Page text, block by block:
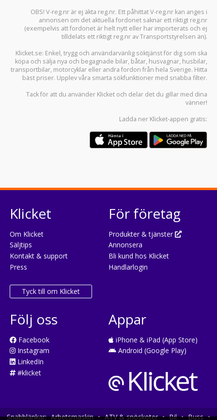
OBS! V-reg.nr är ej äkta reg.nr. Ett påhittat V-reg.nr kan anges i
annonsen om det aktuella fordonet saknar ett riktigt reg.nr
(exempelvis att fordonet är helt nytt eller har importerats och ej
tilldelats ett riktigt reg.nr av Transportstyrelsen än).
Klicket.se: Enkel, trygg och användarvänlig söktjänst för dig som ska
köpa och sälja nya och begagnade bilar, båtar, husvagnar, husbilar,
transportbilar, motorcyklar eller andra fordon från hela Sverige. Hitta
bäst priser. Upplev våra smarta sökfunktioner med snabba filter.
Tack för att du använder Klicket och delar det du gillar med dina
vänner!
Ladda ner Klicket-appen gratis:
Klicket
Om Klicket
Säljtips
Kontakt & support
Press
Tyck till om Klicket
För företag
Produkter & tjänster
Annonsera
Bli kund hos Klicket
Handlarlogin
Följ oss
Facebook
Instagram
LinkedIn
#klicket
Appar
iPhone & iPad (App Store)
Android (Google Play)
Snabblänkar: Arbetsmaskin • ATV & snöskoter • Bil • Buss •